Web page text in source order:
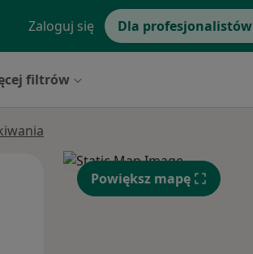
Zaloguj się Dla profesjonalistów
filtrów
Śr, Czw,
Powiększ mapę